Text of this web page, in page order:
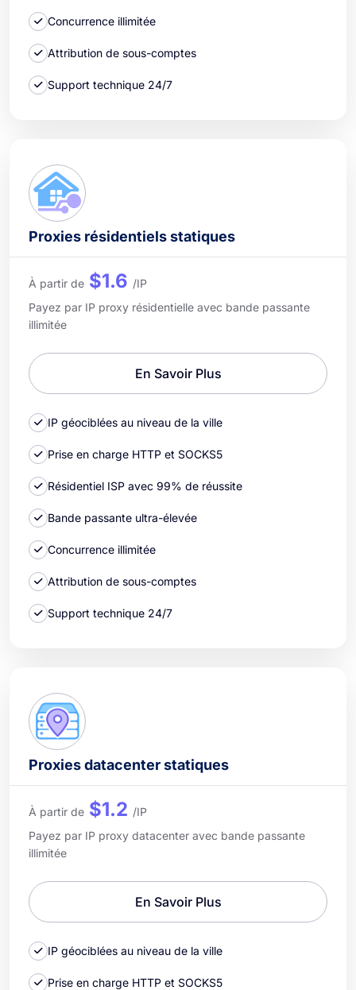
Concurrence illimitée
Attribution de sous-comptes
Support technique 24/7
Proxies résidentiels statiques
À partir de $1.6 /IP
Payez par IP proxy résidentielle avec bande passante
illimitée
En Savoir Plus
IP géociblées au niveau de la ville
Prise en charge HTTP et SOCKS5
Résidentiel ISP avec 99% de réussite
Bande passante ultra-élevée
Concurrence illimitée
Attribution de sous-comptes
Support technique 24/7
Proxies datacenter statiques
À partir de $1.2 /IP
Payez par IP proxy datacenter avec bande passante
illimitée
En Savoir Plus
IP géociblées au niveau de la ville
Prise en charge HTTP et SOCKS5